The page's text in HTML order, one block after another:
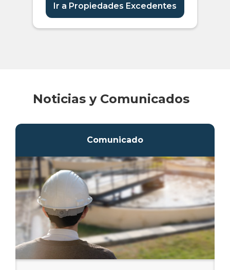
Ir a Propiedades Excedentes
Noticias y Comunicados
Comunicado